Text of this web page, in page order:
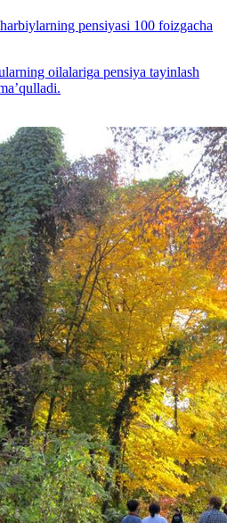
pensiyasi 100 foizgacha
oilalariga pensiya tayinlash